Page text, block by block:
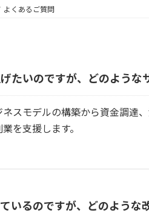
よくあるご質問
たいのですが、どのような
スモデルの構築から資金調達
を支援します。
いるのですが、どのような